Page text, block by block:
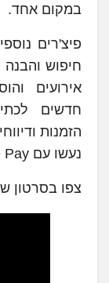
במקום אחד.
פיצ'רים
חיפוש
אירועים
חדשים
הזמנות
נעשו עם Apple Pay.
צפו בסרטון